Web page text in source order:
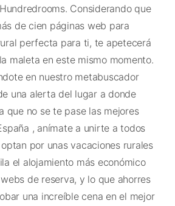
Considerando que
de cien páginas web para
perfecta para ti, te apetecerá
maleta en este mismo momento.
en nuestro metabuscador
una alerta del lugar a donde
que no se te pase las mejores
, anímate a unirte a todos
por unas vacaciones rurales
el alojamiento más económico
de reserva, y lo que ahorres
una increíble cena en el mejor